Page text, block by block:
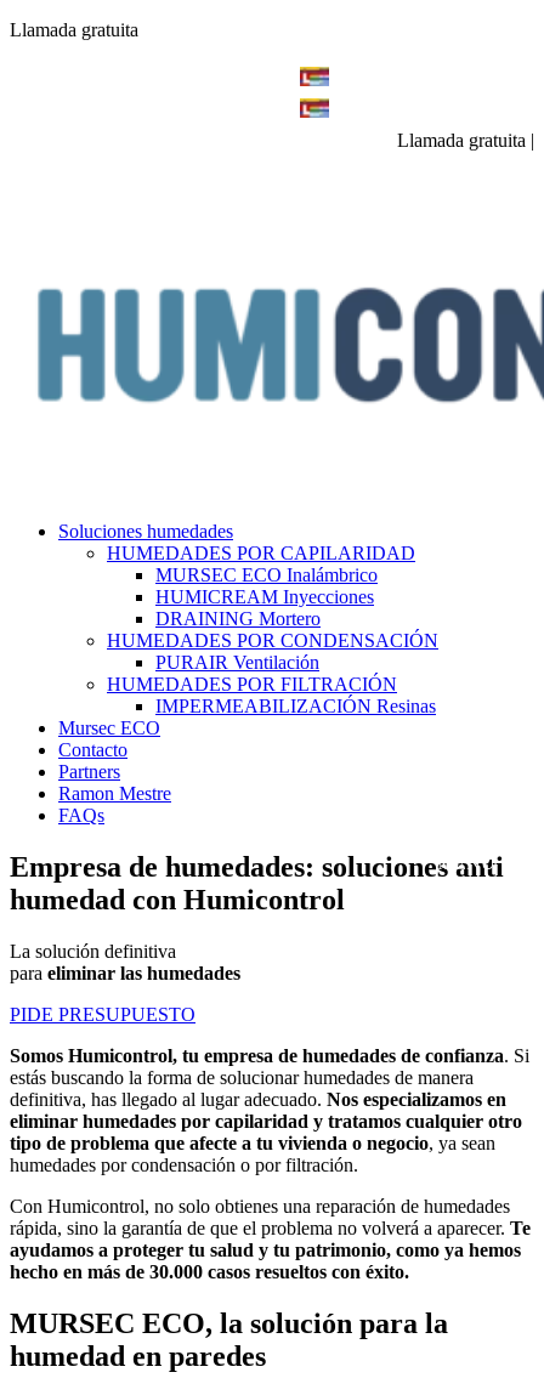
Llamada gratuita
Llamada gratuita |
Soluciones humedades
HUMEDADES POR CAPILARIDAD
MURSEC ECO Inalámbrico
HUMICREAM Inyecciones
DRAINING Mortero
HUMEDADES POR CONDENSACIÓN
PURAIR Ventilación
HUMEDADES POR FILTRACIÓN
IMPERMEABILIZACIÓN Resinas
Mursec ECO
Contacto
Partners
Ramon Mestre
FAQs
Empresa de humedades: soluciones anti
humedad con Humicontrol
La solución definitiva
para eliminar las humedades
PIDE PRESUPUESTO
Somos Humicontrol, tu empresa de humedades de confianza. Si
estás buscando la forma de solucionar humedades de manera
definitiva, has llegado al lugar adecuado. Nos especializamos en
eliminar humedades por capilaridad y tratamos cualquier otro
tipo de problema que afecte a tu vivienda o negocio, ya sean
humedades por condensación o por filtración.
Con Humicontrol, no solo obtienes una reparación de humedades
rápida, sino la garantía de que el problema no volverá a aparecer. Te
ayudamos a proteger tu salud y tu patrimonio, como ya hemos
hecho en más de 30.000 casos resueltos con éxito.
MURSEC ECO, la solución para la
humedad en paredes